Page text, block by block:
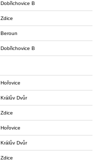
Dobřichovice B
Zdice
Beroun
Dobřichovice B
Hořovice
Králův Dvůr
Zdice
Hořovice
Králův Dvůr
Zdice